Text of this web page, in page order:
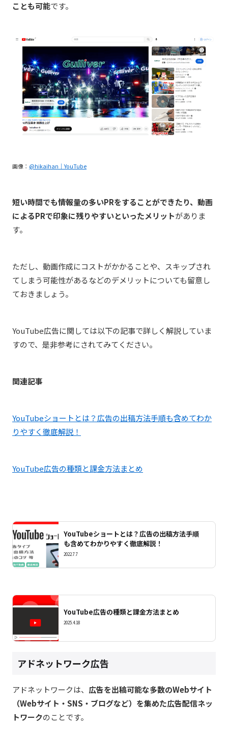
ことも可能です。
画像： @hikaihan｜YouTube
短い時間でも情報量の多いPRをすることができたり、動画
によるPRで印象に残りやすいといったメリットがありま
す。
ただし、動画作成にコストがかかることや、スキップされ
てしまう可能性があるなどのデメリットについても留意し
ておきましょう。
YouTube広告に関しては以下の記事で詳しく解説していま
すので、是非参考にされてみてください。
関連記事
YouTubeショートとは？広告の出稿方法手順も含めてわか
りやすく徹底解説！
YouTube広告の種類と課金方法まとめ
YouTubeショートとは？広告の出稿方法手順
も含めてわかりやすく徹底解説！
2022.7.7
YouTube広告の種類と課金方法まとめ
2025.4.18
アドネットワーク広告
アドネットワークは、 広告を出稿可能な多数のWebサイト
（Webサイト・SNS・ブログなど）を集めた広告配信ネッ
トワークのことです。